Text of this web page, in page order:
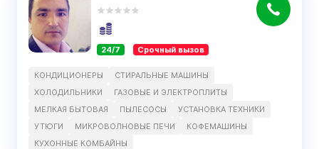
24/7 Срочный вызов
КОНДИЦИОНЕРЫ
СТИРАЛЬНЫЕ МАШИНЫ
ХОЛОДИЛЬНИКИ
ГАЗОВЫЕ И ЭЛЕКТРОПЛИТЫ
МЕЛКАЯ БЫТОВАЯ
ПЫЛЕСОСЫ
УСТАНОВКА ТЕХНИКИ
УТЮГИ
МИКРОВОЛНОВЫЕ ПЕЧИ
КОФЕМАШИНЫ
КУХОННЫЕ КОМБАЙНЫ